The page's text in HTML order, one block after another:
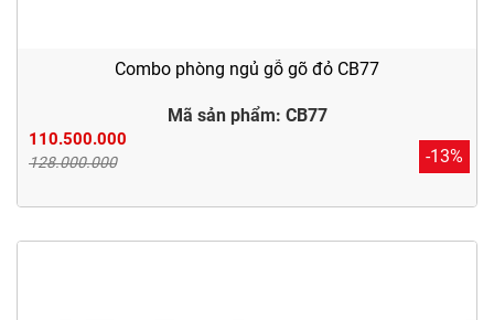
Combo phòng ngủ gỗ gõ đỏ CB77
Mã sản phẩm: CB77
110.500.000
128.000.000 -13%